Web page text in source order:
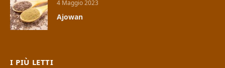
4 Maggio 2023
Ajowan
I PIÙ LETTI